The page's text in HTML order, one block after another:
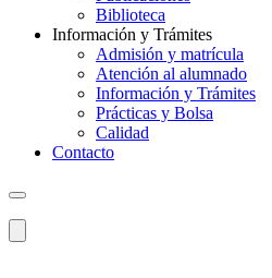
Biblioteca
Información y Trámites
Admisión y matrícula
Atención al alumnado
Información y Trámites
Prácticas y Bolsa
Calidad
Contacto